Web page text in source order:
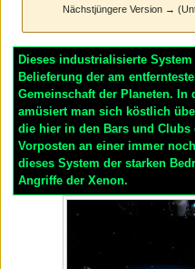
Nächstjüngere Version →
Zur
Navigation
springen
Zur
Suche
springen
Dieses industrialisierte
Belieferung der am
Gemeinschaft der Planeten.
amüsiert man sich köstlich
die hier in den Bars und
Vorposten an einer immer
dieses System der starken
Angriffe der Xenon.